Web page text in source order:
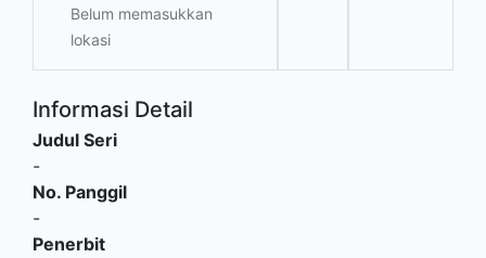
Belum memasukkan
lokasi
Informasi Detail
Judul Seri
-
No. Panggil
-
Penerbit